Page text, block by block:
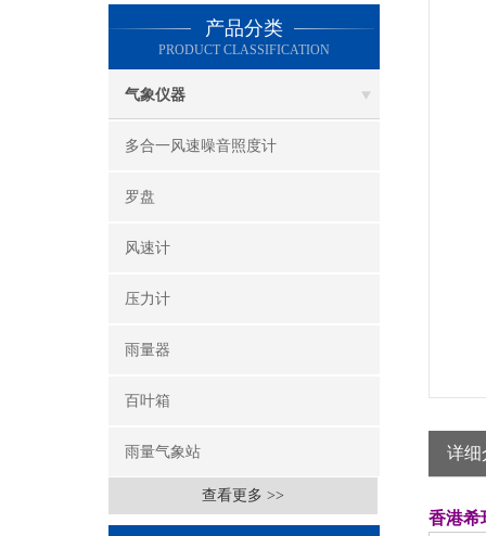
产品分类
PRODUCT CLASSIFICATION
气象仪器
多合一风速噪音照度计
罗盘
风速计
压力计
雨量器
百叶箱
雨量气象站
查看更多 >>
详细
香港希